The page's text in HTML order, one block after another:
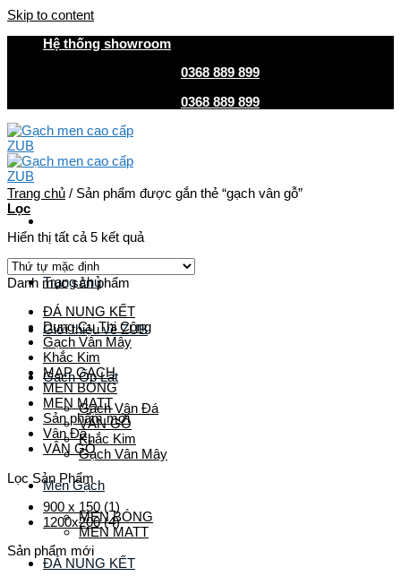
Skip to content
Hệ thống showroom
0368 889 899
0368 889 899
Trang chủ
Giới thiệu về ZUB
Gach Ốp Lát
Gạch Vân Đá
VÂN GỖ
Khắc Kim
Gạch Vân Mây
Men Gạch
MEN BÓNG
MEN MATT
ĐÁ NUNG KẾT
Trang chủ / Sản phẩm được gắn thẻ “gạch vân gỗ”
Lọc
Hiển thị tất cả 5 kết quả
Danh mục sản phẩm
ĐÁ NUNG KẾT
Dụng Cụ Thi Công
Gạch Vân Mây
Khắc Kim
MAP GẠCH
MEN BÓNG
MEN MATT
Sản phẩm mới
Vân Đá
VÂN GỖ
Lọc Sản Phẩm
900 x 150 (1)
1200x200 (4)
Sản phẩm mới